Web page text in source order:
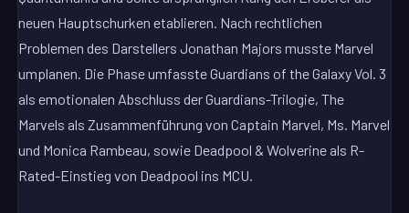
neuen Hauptschurken etablieren. Nach rechtlichen
Problemen des Darstellers Jonathan Majors musste Marvel
umplanen. Die Phase umfasste Guardians of the Galaxy Vol. 3
als emotionalen Abschluss der Guardians-Trilogie, The
Marvels als Zusammenführung von Captain Marvel, Ms. Marvel
und Monica Rambeau, sowie Deadpool & Wolverine als R-
Rated-Einstieg von Deadpool ins MCU.